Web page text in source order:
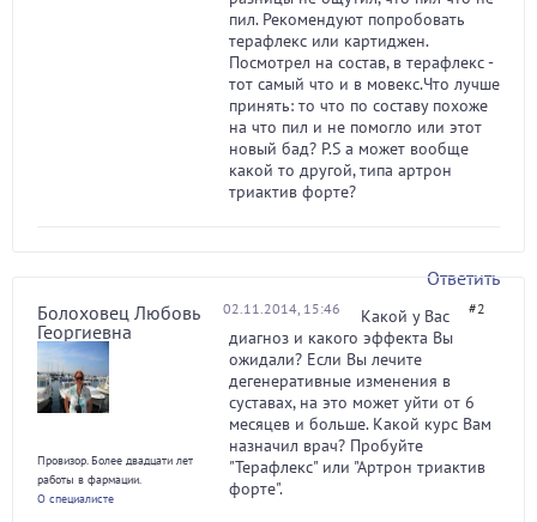
пил. Рекомендуют попробовать
терафлекс или картиджен.
Посмотрел на состав, в терафлекс -
тот самый что и в мовекс.Что лучше
принять: то что по составу похоже
на что пил и не помогло или этот
новый бад? P.S а может вообще
какой то другой, типа артрон
триактив форте?
Ответить
Болоховец Любовь
Георгиевна
Провизор. Более двадцати лет
работы в фармации.
О специалисте
02.11.2014, 15:46 #2
Какой у Вас
диагноз и какого эффекта Вы
ожидали? Если Вы лечите
дегенеративные изменения в
суставах, на это может уйти от 6
месяцев и больше. Какой курс Вам
назначил врач? Пробуйте
"Терафлекс" или "Артрон триактив
форте".